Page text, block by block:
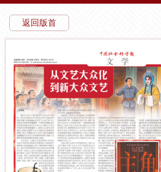
返回版首